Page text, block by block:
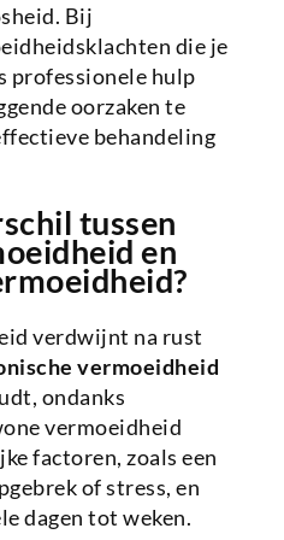
Bij
die je
professionele hulp
oorzaken te
behandeling
tussen
en
verdwijnt na rust
vermoeidheid
ondanks
vermoeidheid
factoren, zoals een
of stress, en
dagen tot weken.